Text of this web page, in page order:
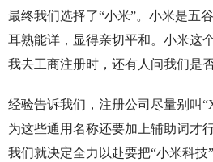
最终我们选择了“小米”。小米是五
耳熟能详，显得亲切平和。小米这
我去工商注册时，还有人问我们是
经验告诉我们，注册公司尽量别叫
为这些通用名称还要加上辅助词才
我们就决定全力以赴要把“小米科技